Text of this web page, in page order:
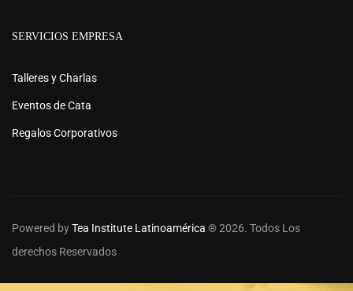
SERVICIOS EMPRESA
Talleres y Charlas
Eventos de Cata
Regalos Corporativos
Powered byTea Institute Latinoamérica ® 2026. Todos Los
derechos Reservados